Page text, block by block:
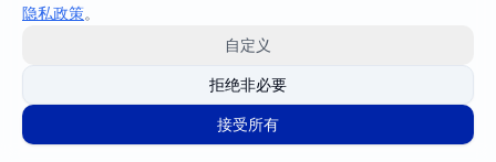
隐私政策。
自定义
拒绝非必要
接受所有